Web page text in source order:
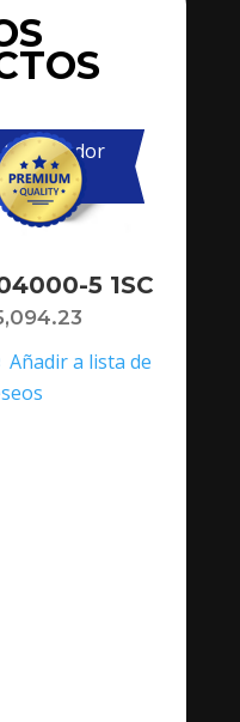
Catalizador
Primario
5 1SC
Añadir a lista de